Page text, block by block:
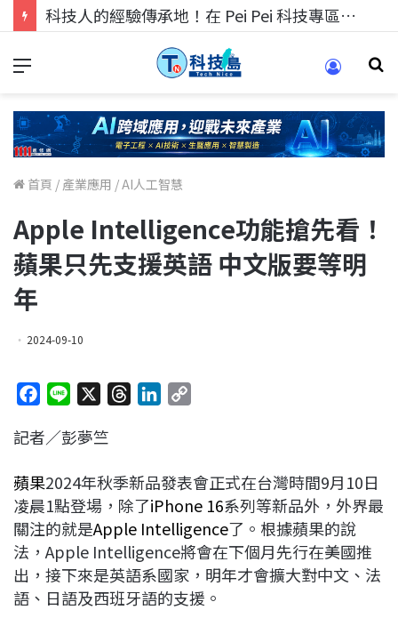
科技人的經驗傳承地！在 Pei Pei 科技專區，與學弟妹交流最硬核的技術
首頁 / 產業應用 /AI人工智慧
Apple Intelligence功能搶先看！
蘋果只先支援英語 中文版要等明
年
2024-09-10
c
b
o
o
k
n
a
d
s
e
d
I
n
L
i
n
k
記者／彭夢竺
蘋果2024年秋季新品發表會正式在台灣時間9月10日
凌晨1點登場，除了iPhone 16系列等新品外，外界最
關注的就是Apple Intelligence了。根據蘋果的說
法，Apple Intelligence將會在下個月先行在美國推
出，接下來是英語系國家，明年才會擴大對中文、法
語、日語及西班牙語的支援。